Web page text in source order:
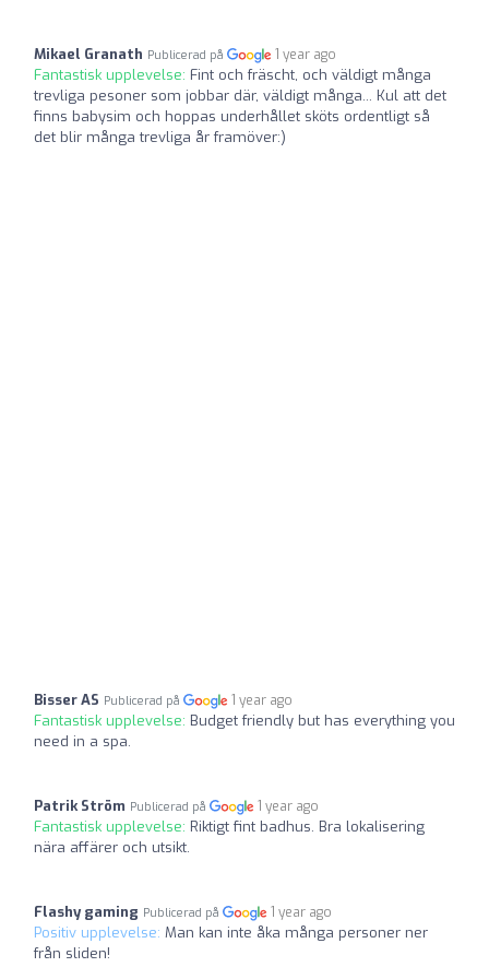
Mikael Granath Publicerad på 1 year ago
Fantastisk upplevelse: Fint och fräscht, och väldigt många
trevliga pesoner som jobbar där, väldigt många... Kul att det
finns babysim och hoppas underhållet sköts ordentligt så
det blir många trevliga år framöver:)
Bisser AS Publicerad på 1 year ago
Fantastisk upplevelse: Budget friendly but has everything you
need in a spa.
Patrik Ström Publicerad på 1 year ago
Fantastisk upplevelse: Riktigt fint badhus. Bra lokalisering
nära affärer och utsikt.
Flashy gaming Publicerad på 1 year ago
Positiv upplevelse: Man kan inte åka många personer ner
från sliden!